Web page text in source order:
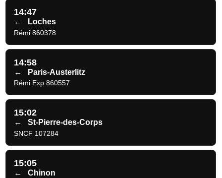
14:47
← Loches
Rémi 860378
14:58
← Paris-Austerlitz
Rémi Exp 860557
15:02
← St-Pierre-des-Corps
SNCF 107284
15:05
← Chinon